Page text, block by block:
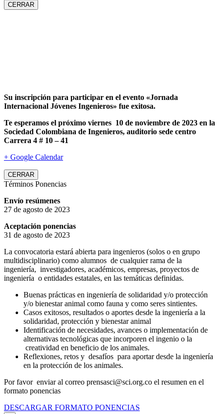
CERRAR
Su inscripción para participar en el evento «Jornada
Internacional Jóvenes Ingenieros» fue exitosa.
Te esperamos el próximo viernes 10 de noviembre de 2023 en la
Sociedad Colombiana de Ingenieros, auditorio sede centro
Carrera 4 # 10 – 41
+ Google Calendar
CERRAR
Términos Ponencias
Envío resúmenes
27 de agosto de 2023
Aceptación ponencias
31 de agosto de 2023
La convocatoria estará abierta para ingenieros (solos o en grupo
multidisciplinario) como alumnos de cualquier rama de la
ingeniería, investigadores, académicos, empresas, proyectos de
ingeniería o entidades estatales, en las temáticas definidas.
Buenas prácticas en ingeniería de solidaridad y/o protección
y/o bienestar animal como fauna y como seres sintientes.
Casos exitosos, resultados o aportes desde la ingeniería a la
solidaridad, protección y bienestar animal
Identificación de necesidades, avances o implementación de
alternativas tecnológicas que incorporen el ingenio o la
creatividad en beneficio de los animales.
Reflexiones, retos y desafíos para aportar desde la ingeniería
en la protección de los animales.
Por favor enviar al correo prensasci@sci.org.co el resumen en el
formato ponencias
DESCARGAR FORMATO PONENCIAS